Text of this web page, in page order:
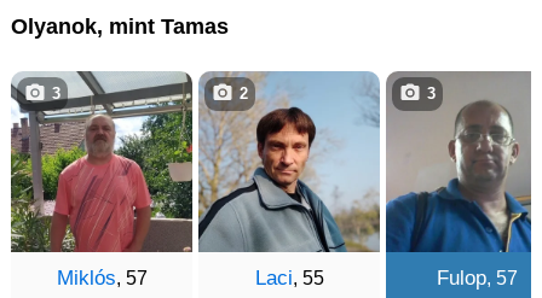
Olyanok, mint Tamas
Miklós, 57
3
Laci, 55
2
Fulop, 57
3